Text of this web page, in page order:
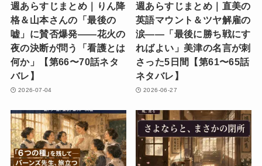
週あらすじまとめ｜りん降
格＆山本さんの「最後の
嘘」に賛否爆発——花火の
夜の決断が問う「看護とは
何か」【第66〜70話ネタ
バレ】
2026-07-04
週あらすじまとめ｜直美の
英語マウント＆ツヤ解雇の
涙——「最後に勝ち戦にす
ればよい」美津の名言が刺
さった5日間【第61〜65話
ネタバレ】
2026-06-27